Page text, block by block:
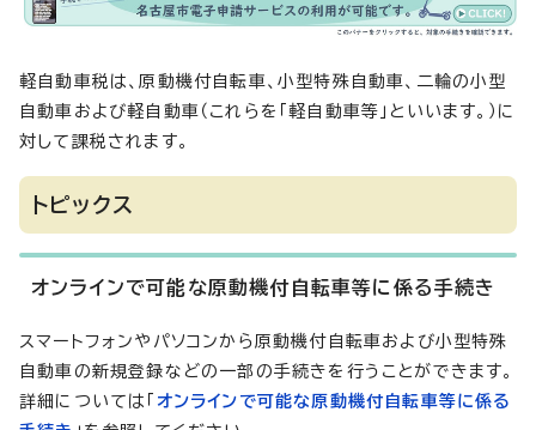
軽自動車税は、原動機付自転車、小型特殊自動車、二輪の小型
自動車および軽自動車（これらを「軽自動車等」といいます。）に
対して課税されます。
トピックス
オンラインで可能な原動機付自転車等に係る手続き
スマートフォンやパソコンから原動機付自転車および小型特殊
自動車の新規登録などの一部の手続きを行うことができます。
詳細については「 オンラインで可能な原動機付自転車等に係る